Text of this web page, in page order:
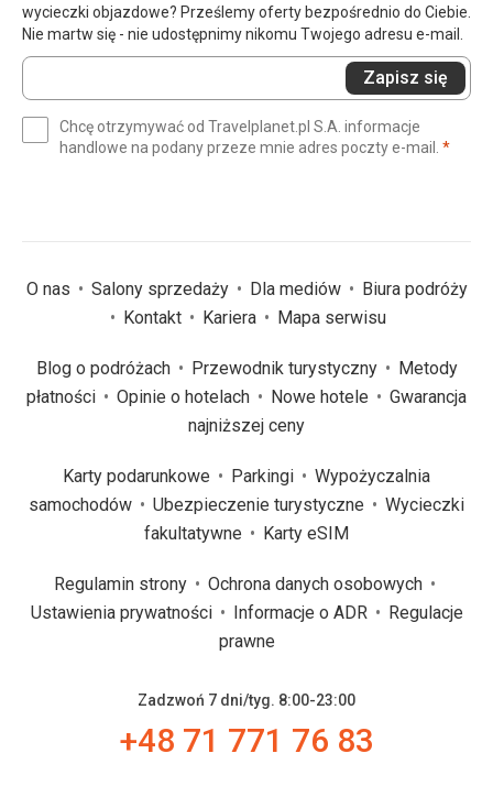
wycieczki objazdowe? Prześlemy oferty bezpośrednio do Ciebie.
Nie martw się - nie udostępnimy nikomu Twojego adresu e-mail.
Wprowadź
swój
(wymagane)
Zapisz się
Chcę otrzymywać od Travelplanet.pl S.A. informacje
handlowe na podany przeze mnie adres poczty e-mail. *
O nas Salony sprzedaży Dla mediów
Biura podróży
Kontakt
Kariera Mapa serwisu
Blog o podróżach Przewodnik turystyczny
Metody
płatności
Opinie o hotelach Nowe hotele
Gwarancja
najniższej ceny
Karty podarunkowe Parkingi
Wypożyczalnia
samochodów
Ubezpieczenie turystyczne
Wycieczki
fakultatywne
Karty eSIM
Regulamin strony
Ochrona danych osobowych
Ustawienia prywatności
Informacje o ADR
Regulacje
prawne
Zadzwoń 7 dni/tyg. 8:00-23:00
+48 71 771 76 83